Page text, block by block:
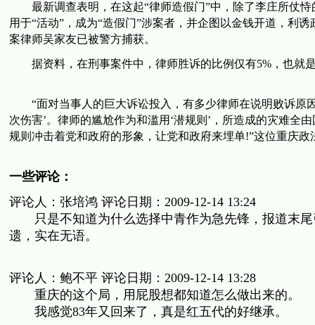
最新调查表明，在这起“律师造假门”中，除了李庄所仗恃
用于“活动”，成为“造假门”涉案者，并企图以金钱开道，利
案律师吴家友已被警方捕获。
据资料，在刑事案件中，律师胜诉的比例仅有5%，也就是
“面对当事人的巨大诉讼投入，有多少律师在说明败诉原因
次伤害’。律师的尴尬作为和滥用‘潜规则’，所造成的灾难全
规则冲击着党和政府的形象，让党和政府来埋单!”这位重庆政
一些评论：
评论人：张培鸿 评论日期：2009-12-14 13:24
只是不知道为什么选择中青作为急先锋，报道末尾
遗，实在无语。
评论人：鲍不平 评论日期：2009-12-14 13:28
重庆的这个局，用屁股想都知道怎么做出来的。
我感觉83年又回来了，真是红五代的好继承。